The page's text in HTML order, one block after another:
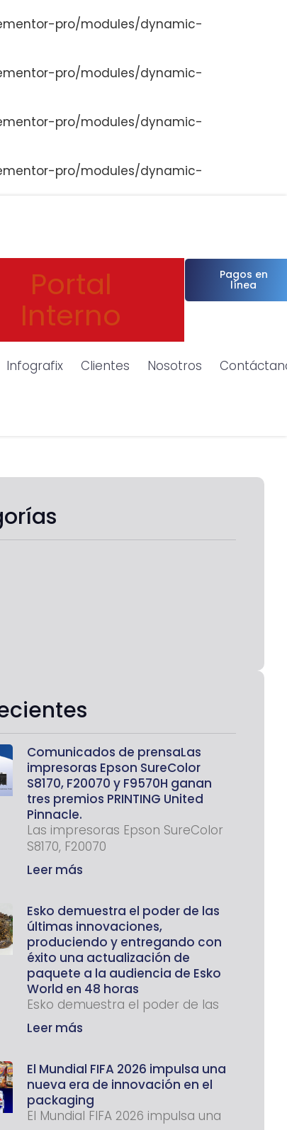
pro/modules/dynamic-
pro/modules/dynamic-
pro/modules/dynamic-
pro/modules/dynamic-
Portal
Interno
Pagos en
línea
Infografix Clientes Nosotros
Comunicados de prensaLas
impresoras Epson SureColor
S8170, F20070 y F9570H ganan
tres premios PRINTING United
Pinnacle.
Las impresoras Epson SureColor
S8170, F20070
Leer más
Esko demuestra el poder de las
últimas innovaciones,
produciendo y entregando con
éxito una actualización de
paquete a la audiencia de Esko
World en 48 horas
Esko demuestra el poder de las
Leer más
El Mundial FIFA 2026 impulsa una
nueva era de innovación en el
packaging
El Mundial FIFA 2026 impulsa una